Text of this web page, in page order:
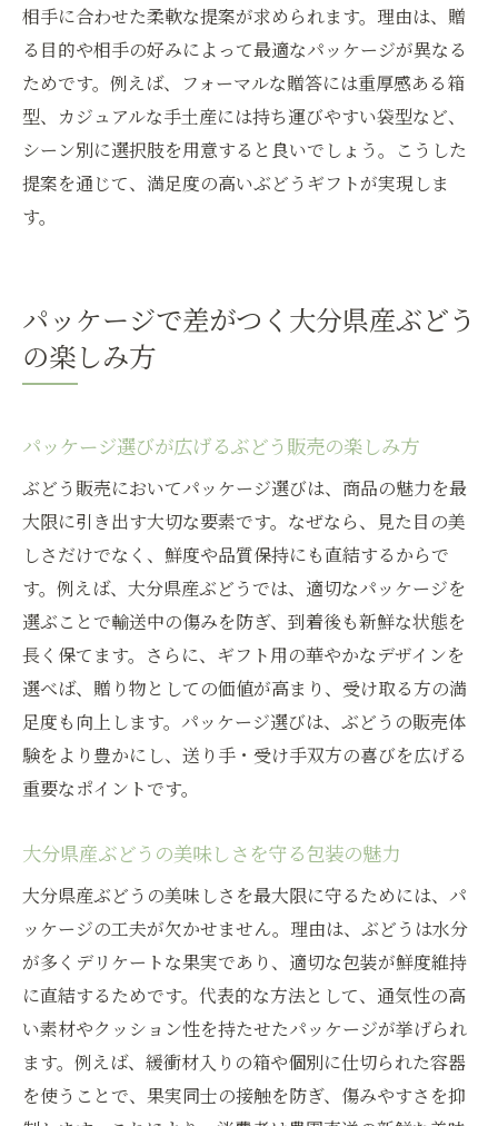
相手に合わせた柔軟な提案が求められます。理由は、贈
る目的や相手の好みによって最適なパッケージが異なる
ためです。例えば、フォーマルな贈答には重厚感ある箱
型、カジュアルな手土産には持ち運びやすい袋型など、
シーン別に選択肢を用意すると良いでしょう。こうした
提案を通じて、満足度の高いぶどうギフトが実現しま
す。
パッケージで差がつく大分県産ぶどう
の楽しみ方
パッケージ選びが広げるぶどう販売の楽しみ方
ぶどう販売においてパッケージ選びは、商品の魅力を最
大限に引き出す大切な要素です。なぜなら、見た目の美
しさだけでなく、鮮度や品質保持にも直結するからで
す。例えば、大分県産ぶどうでは、適切なパッケージを
選ぶことで輸送中の傷みを防ぎ、到着後も新鮮な状態を
長く保てます。さらに、ギフト用の華やかなデザインを
選べば、贈り物としての価値が高まり、受け取る方の満
足度も向上します。パッケージ選びは、ぶどうの販売体
験をより豊かにし、送り手・受け手双方の喜びを広げる
重要なポイントです。
大分県産ぶどうの美味しさを守る包装の魅力
大分県産ぶどうの美味しさを最大限に守るためには、パ
ッケージの工夫が欠かせません。理由は、ぶどうは水分
が多くデリケートな果実であり、適切な包装が鮮度維持
に直結するためです。代表的な方法として、通気性の高
い素材やクッション性を持たせたパッケージが挙げられ
ます。例えば、緩衝材入りの箱や個別に仕切られた容器
を使うことで、果実同士の接触を防ぎ、傷みやすさを抑